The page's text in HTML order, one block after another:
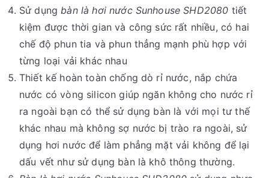
Sử dụng bàn là hơi nước Sunhouse SHD2080 tiết
kiệm được thời gian và công sức rất nhiều, có hai
chế độ phun tia và phun thẳng mạnh phù hợp với
từng loại vải khác nhau
Thiết kế hoàn toàn chống dò rỉ nước, nắp chứa
nước có vòng silicon giúp ngăn không cho nước rỉ
ra ngoài bạn có thể sử dụng bàn là với mọi tư thế
khác nhau mà không sợ nước bị trào ra ngoài, sử
dụng hơi nước để làm phẳng mặt vải không để lại
dấu vết như sử dụng bàn là khô thông thường.